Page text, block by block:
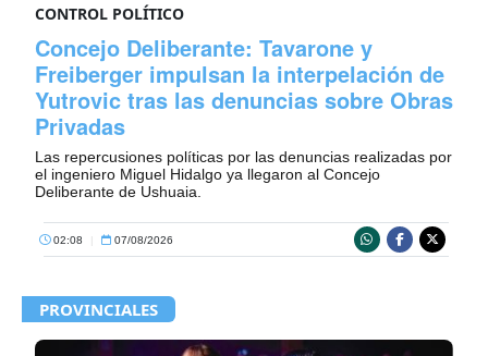
CONTROL POLÍTICO
Concejo Deliberante: Tavarone y
Freiberger impulsan la interpelación de
Yutrovic tras las denuncias sobre Obras
Privadas
Las repercusiones políticas por las denuncias realizadas por
el ingeniero Miguel Hidalgo ya llegaron al Concejo
Deliberante de Ushuaia.
02:08 | 07/08/2026
PROVINCIALES